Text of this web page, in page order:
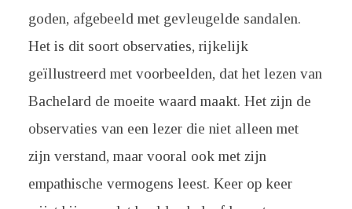
goden, afgebeeld met gevleugelde sandalen.
Het is dit soort observaties, rijkelijk
geïllustreerd met voorbeelden, dat het lezen van
Bachelard de moeite waard maakt. Het zijn de
observaties van een lezer die niet alleen met
zijn verstand, maar vooral ook met zijn
empathische vermogens leest. Keer op keer